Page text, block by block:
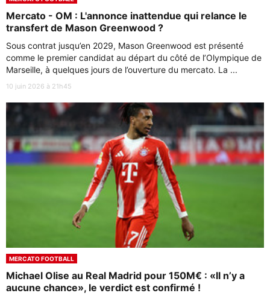
Mercato - OM : L'annonce inattendue qui relance le
transfert de Mason Greenwood ?
Sous contrat jusqu’en 2029, Mason Greenwood est présenté
comme le premier candidat au départ du côté de l’Olympique de
Marseille, à quelques jours de l’ouverture du mercato. La ...
10 juin 2026 à 21h45
MERCATO FOOTBALL
Michael Olise au Real Madrid pour 150M€ : «ll n’y a
aucune chance», le verdict est confirmé !